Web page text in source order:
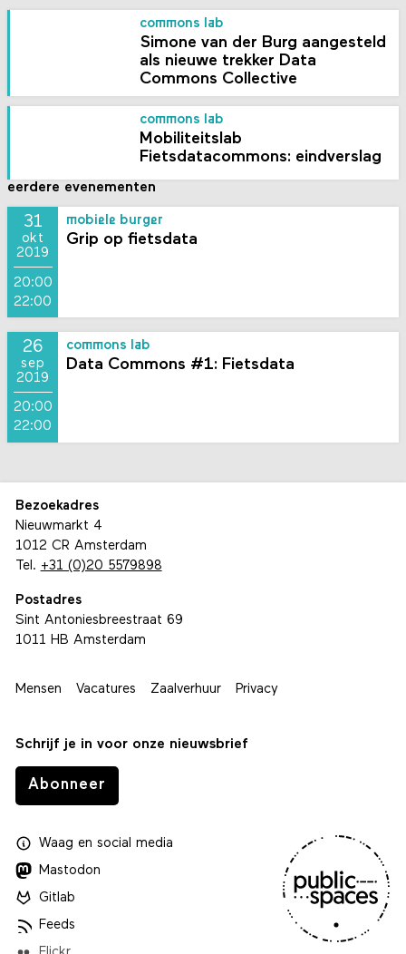
commons lab
Simone van der Burg aangesteld
als nieuwe trekker Data
Commons Collective
commons lab
Mobiliteitslab
Fietsdatacommons: eindverslag
eerdere evenementen
31
okt
2019
20:00
22:00
mobiele burger
Grip op fietsdata
26
sep
2019
20:00
22:00
commons lab
Data Commons #1: Fietsdata
Bezoekadres
Nieuwmarkt 4
1012 CR Amsterdam
Tel. +31 (0)20 5579898
Postadres
Sint Antoniesbreestraat 69
1011 HB Amsterdam
Mensen Vacatures Zaalverhuur Privacy
Schrijf je in voor onze nieuwsbrief
Abonneer
Waagen social media
Mastodon
Gitlab
Feeds